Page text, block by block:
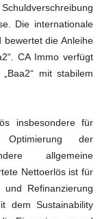
Die internationale
bewertet die Anleihe
CA Immo verfügt
mit stabilem
insbesondere für
der
allgemeine
Nettoerlös ist für
Refinanzierung
dem Sustainability